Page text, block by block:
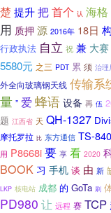
楚提升把首个 认 海格
用 质押 源 2016年 18日 构
行政执法 自立 祝 兼 大赛
5580元 之三 PDT 累 须 治理
外全向玻璃钢天线 传输系
量 ” 爱 蜂语设备 再 伍
题 江西省 天 QH-1327
摩托罗拉 比 东方通信 TS-
用 P8668i要 享 看 2020
BOOK 习 手机 谈 由 新
LKP 核电站 成都 的 GoTa 刷
PD980 让 远程 赛 TCP